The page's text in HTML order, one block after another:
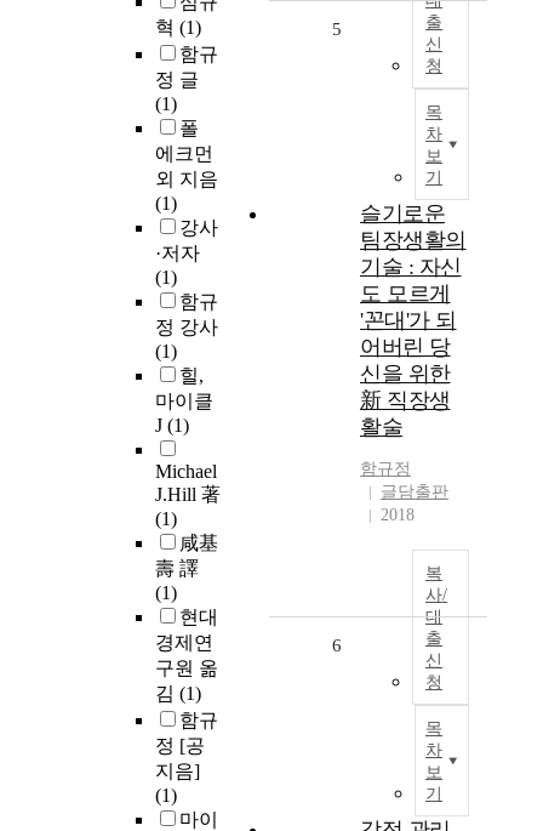
혁 (1)
함규
정 글
(1)
폴
에크먼
외 지음
(1)
강사
·저자
(1)
함규
정 강사
(1)
힐,
마이클
J (1)
Michael
J.Hill 著
(1)
咸基
壽 譯
(1)
현대
경제연
구원 옮
김 (1)
함규
정 [공
지음]
(1)
마이
출
신
청
목
차
보
기
5
슬기로운
팀장생활의
기술 : 자신
도 모르게
'꼰대'가 되
어버린 당
신을 위한
新 직장생
활술
함규정
글담출판
2018
복
사/
대
출
신
청
목
차
보
기
6